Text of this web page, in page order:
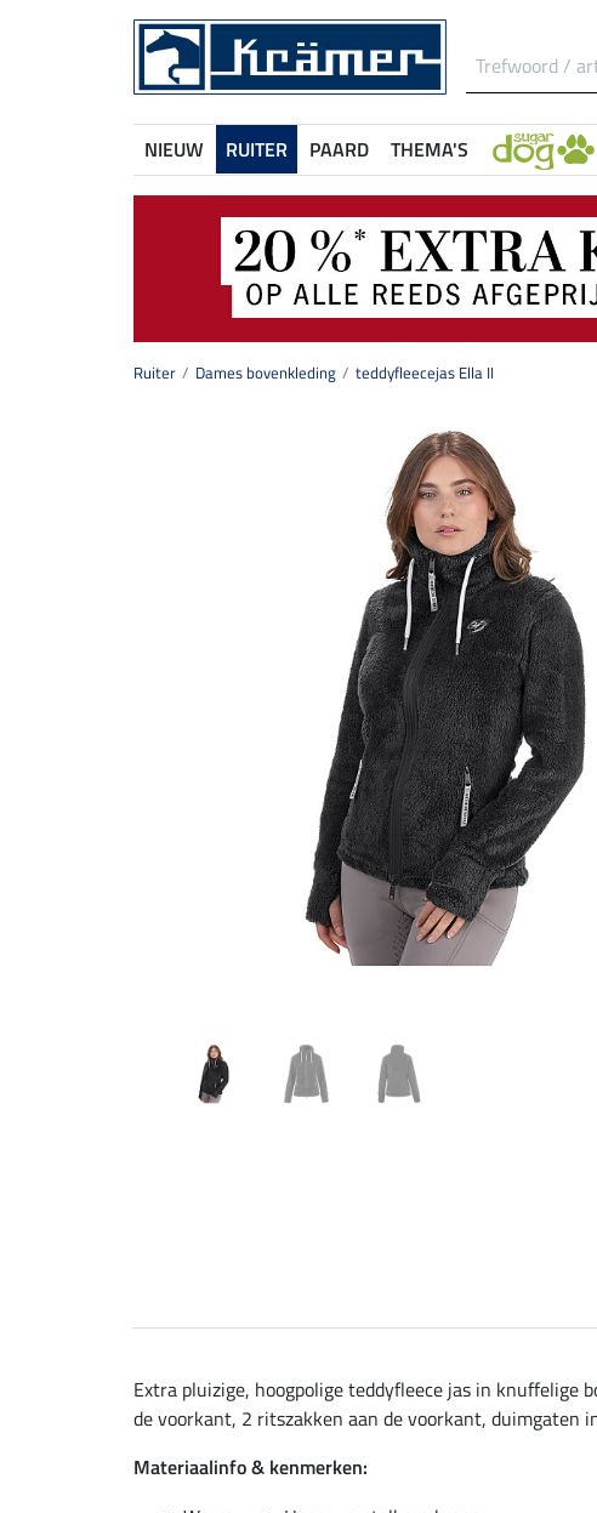
NIEUW RUITER PAARD THEMA'S
Ruiter Dames bovenkleding teddyfleecejas Ella II
Extra pluizige, hoogpolige teddyfleece jas in
de voorkant, 2 ritszakken aan de voorkant, duimgaten
Materiaalinfo & kenmerken: